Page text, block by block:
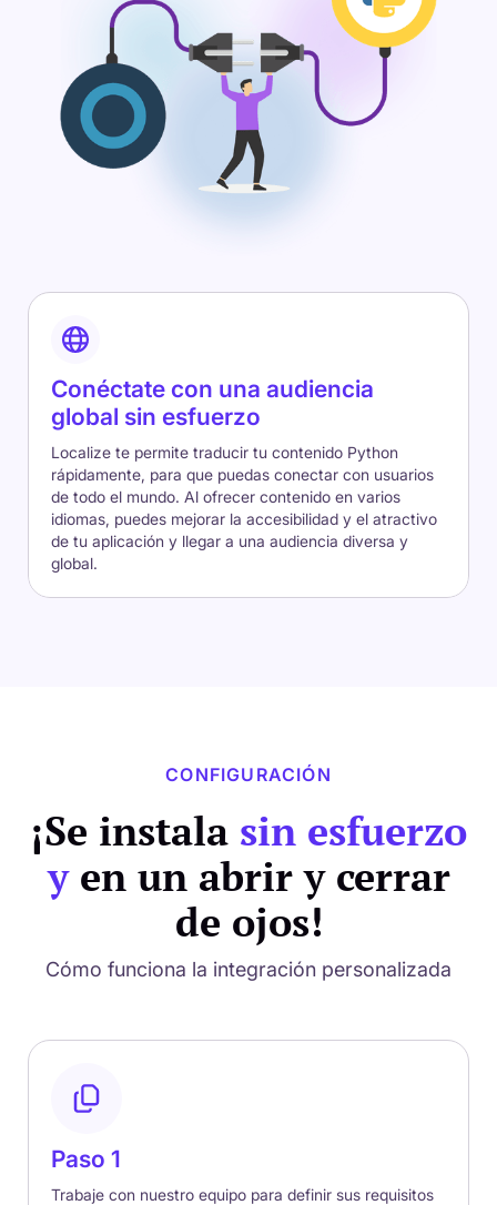
Conéctate con una audiencia
global sin esfuerzo
Localize te permite traducir tu contenido Python
rápidamente, para que puedas conectar con usuarios
de todo el mundo. Al ofrecer contenido en varios
idiomas, puedes mejorar la accesibilidad y el atractivo
de tu aplicación y llegar a una audiencia diversa y
global.
CONFIGURACIÓN
¡Se instala sin esfuerzo
yen un abrir y cerrar
de ojos!
Cómo funciona la integración personalizada
Paso 1
Trabaje con nuestro equipo para definir sus requisitos